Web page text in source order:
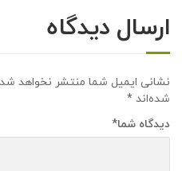
ارسال دیدگاه
نشانی ایمیل شما منتشر نخواهد
شده‌اند *
دیدگاه شما*